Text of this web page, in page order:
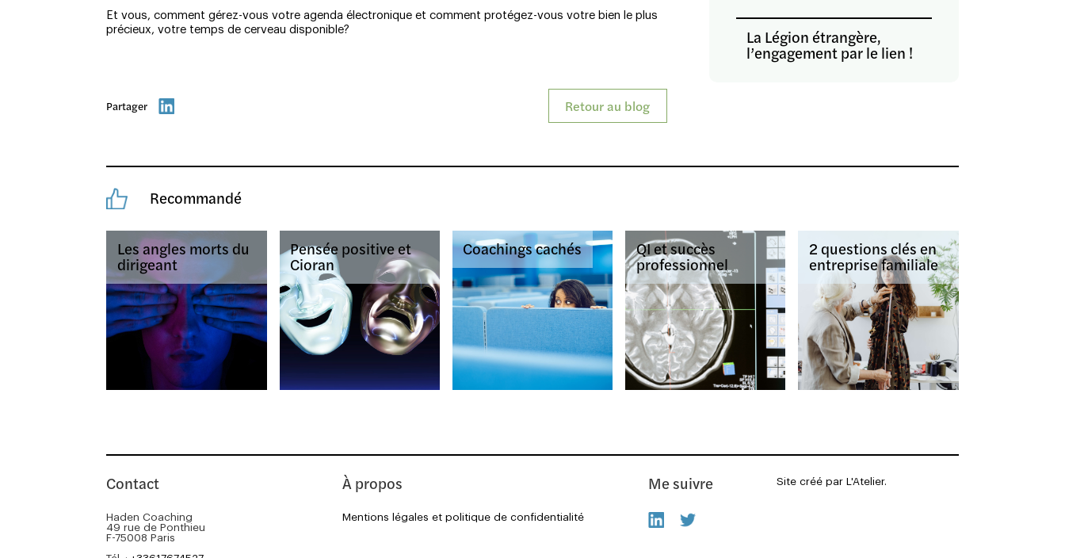
Et vous, comment gérez-vous votre agenda électronique et comment protégez-vous votre bien le plus
précieux, votre temps de cerveau disponible?
Partager Retour au blog
La Légion étrangère,
l’engagement par le lien !
Recommandé
Les angles morts du
dirigeant
Pensée positive et
Cioran
Coachings cachés QI et succès
professionnel
2 questions clés en
entreprise familiale
Contact
Haden Coaching
49 rue de Ponthieu
F-75008 Paris
À propos
Mentions légales et politique de confidentialité
Me suivre Site créé par L'Atelier.